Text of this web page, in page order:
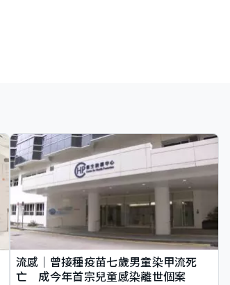
流感｜曾接種疫苗七歲男童染甲流死
亡 成今年首宗兒童感染離世個案